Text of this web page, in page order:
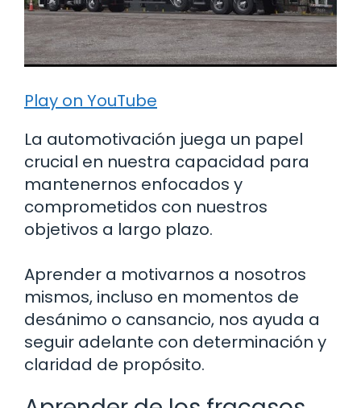
Play on YouTube
La automotivación juega un papel
crucial en nuestra capacidad para
mantenernos enfocados y
comprometidos con nuestros
objetivos a largo plazo.
Aprender a motivarnos a nosotros
mismos, incluso en momentos de
desánimo o cansancio, nos ayuda a
seguir adelante con determinación y
claridad de propósito.